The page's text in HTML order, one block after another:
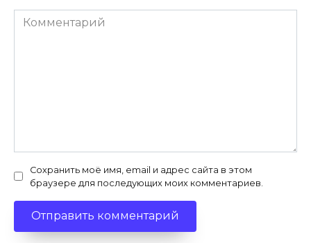
Комментарий
Сохранить моё имя, email и адрес сайта в этом
браузере для последующих моих комментариев.